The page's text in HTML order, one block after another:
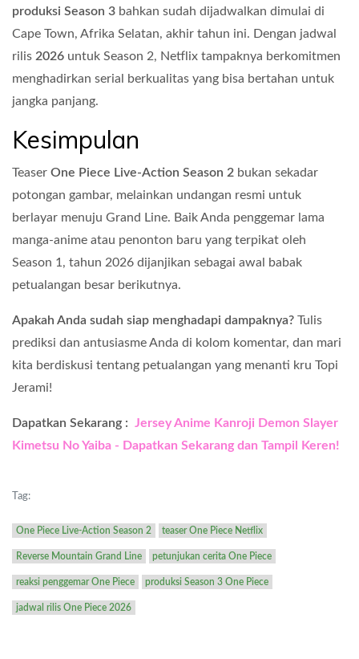
produksi Season 3 bahkan sudah dijadwalkan dimulai di
Cape Town, Afrika Selatan, akhir tahun ini. Dengan jadwal
rilis 2026 untuk Season 2, Netflix tampaknya berkomitmen
menghadirkan serial berkualitas yang bisa bertahan untuk
jangka panjang.
Kesimpulan
Teaser One Piece Live-Action Season 2 bukan sekadar
potongan gambar, melainkan undangan resmi untuk
berlayar menuju Grand Line. Baik Anda penggemar lama
manga-anime atau penonton baru yang terpikat oleh
Season 1, tahun 2026 dijanjikan sebagai awal babak
petualangan besar berikutnya.
Apakah Anda sudah siap menghadapi dampaknya? Tulis
prediksi dan antusiasme Anda di kolom komentar, dan mari
kita berdiskusi tentang petualangan yang menanti kru Topi
Jerami!
Dapatkan Sekarang : Jersey Anime Kanroji Demon Slayer
Kimetsu No Yaiba - Dapatkan Sekarang dan Tampil Keren!
Tag:
One Piece Live-Action Season 2 teaser One Piece Netflix
Reverse Mountain Grand Line petunjukan cerita One Piece
reaksi penggemar One Piece produksi Season 3 One Piece
jadwal rilis One Piece 2026